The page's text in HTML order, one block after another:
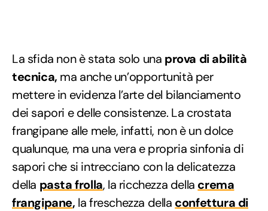
La sfida non è stata solo una prova di abilità
tecnica, ma anche un’opportunità per
mettere in evidenza l’arte del bilanciamento
dei sapori e delle consistenze. La crostata
frangipane alle mele, infatti, non è un dolce
qualunque, ma una vera e propria sinfonia di
sapori che si intrecciano con la delicatezza
della pasta frolla, la ricchezza della crema
frangipane, la freschezza della confettura di